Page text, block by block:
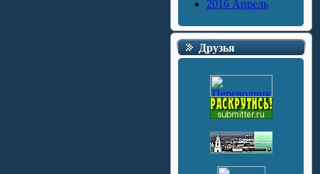
2016 Апрель
Друзья